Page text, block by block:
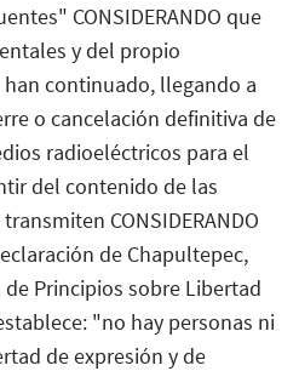
CONSIDERANDO que
y del propio
continuado, llegando a
o cancelación definitiva de
radioeléctricos para el
del contenido de las
CONSIDERANDO
de Chapultepec,
Principios sobre Libertad
"no hay personas ni
de expresión y de